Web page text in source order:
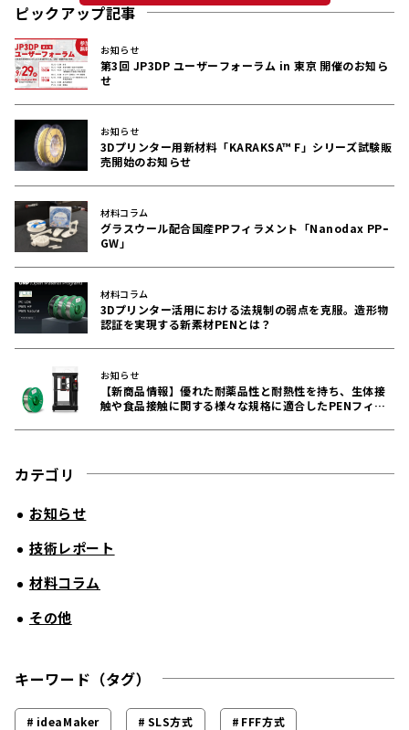
ピックアップ記事
お知らせ
第3回 JP3DP ユーザーフォーラム in 東京 開催のお知ら
せ
お知らせ
3Dプリンター用新材料「KARAKSA™ F」シリーズ試験販
売開始のお知らせ
材料コラム
グラスウール配合国産PPフィラメント「Nanodax PPｰ
GW」
材料コラム
3Dプリンター活用における法規制の弱点を克服。造形物
認証を実現する新素材PENとは？
お知らせ
【新商品情報】優れた耐薬品性と耐熱性を持ち、生体接
触や食品接触に関する様々な規格に適合したPENフィラ
カテゴリ
お知らせ
技術レポート
材料コラム
その他
キーワード（タグ）
ideaMaker SLS方式 FFF方式